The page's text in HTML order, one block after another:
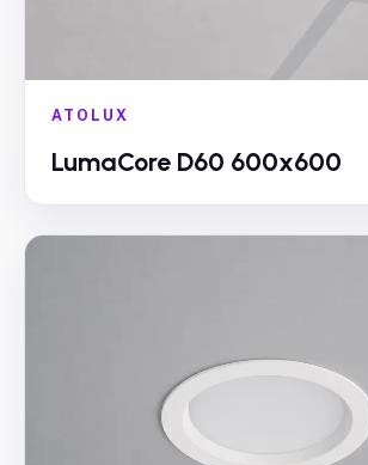
ATOLUX
LumaCore D60 600x600